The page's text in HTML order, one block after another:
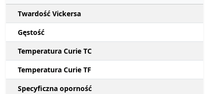
Twardość Vickersa
Gęstość
Temperatura Curie TC
Temperatura Curie TF
Specyficzna oporność